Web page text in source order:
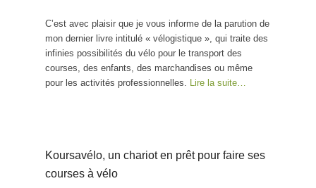
C’est avec plaisir que je vous informe de la parution de
mon dernier livre intitulé « vélogistique », qui traite des
infinies possibilités du vélo pour le transport des
courses, des enfants, des marchandises ou même
pour les activités professionnelles. Lire la suite…
Koursavélo, un chariot en prêt pour faire ses
courses à vélo